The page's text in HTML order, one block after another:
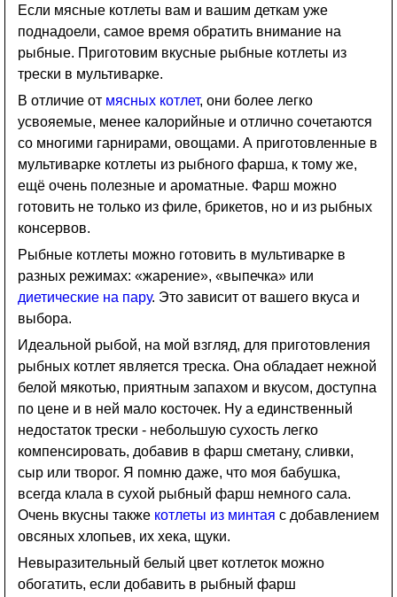
Если мясные котлеты вам и вашим деткам уже
поднадоели, самое время обратить внимание на
рыбные. Приготовим вкусные рыбные котлеты из
трески в мультиварке.
В отличие от мясных котлет, они более легко
усвояемые, менее калорийные и отлично сочетаются
со многими гарнирами, овощами. А приготовленные в
мультиварке котлеты из рыбного фарша, к тому же,
ещё очень полезные и ароматные. Фарш можно
готовить не только из филе, брикетов, но и из рыбных
консервов.
Рыбные котлеты можно готовить в мультиварке в
разных режимах: «жарение», «выпечка» или
диетические на пару. Это зависит от вашего вкуса и
выбора.
Идеальной рыбой, на мой взгляд, для приготовления
рыбных котлет является треска. Она обладает нежной
белой мякотью, приятным запахом и вкусом, доступна
по цене и в ней мало косточек. Ну а единственный
недостаток трески - небольшую сухость легко
компенсировать, добавив в фарш сметану, сливки,
сыр или творог. Я помню даже, что моя бабушка,
всегда клала в сухой рыбный фарш немного сала.
Очень вкусны также котлеты из минтая с добавлением
овсяных хлопьев, их хека, щуки.
Невыразительный белый цвет котлеток можно
обогатить, если добавить в рыбный фарш